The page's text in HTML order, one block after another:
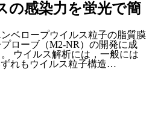
の感染力を蛍光で簡
ベロープウイルス粒子の脂質膜
ローブ（M2-NR）の開発に成
ウイルス解析には，一般には
れもウイルス粒子構造…